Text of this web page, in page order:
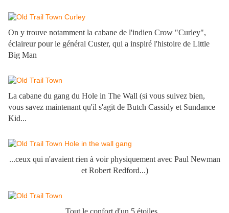
On y trouve notamment la cabane de l'indien Crow "Curley",
éclaireur pour le général Custer, qui a inspiré l'histoire de Little
Big Man
La cabane du gang du Hole in The Wall (si vous suivez bien,
vous savez maintenant qu'il s'agit de Butch Cassidy et Sundance
Kid...
...ceux qui n'avaient rien à voir physiquement avec Paul Newman
et Robert Redford...)